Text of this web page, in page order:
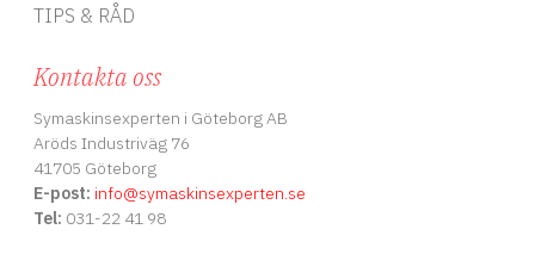
TIPS & RÅD
Kontakta oss
Symaskinsexperten i Göteborg AB
Aröds Industriväg 76
41705 Göteborg
E-post: info@symaskinsexperten.se
Tel: 031-22 41 98